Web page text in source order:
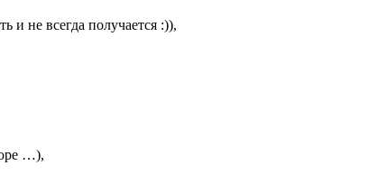
и не всегда получается :)),
…),